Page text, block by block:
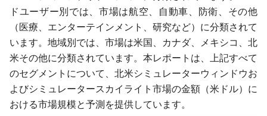
ドユーザー別では、市場は航空、自動車、防衛、その他
（医療、エンターテインメント、研究など）に分類されて
います。地域別では、市場は米国、カナダ、メキシコ、北
米その他に分類されています。本レポートは、上記すべて
のセグメントについて、北米シミュレーターウィンドウお
よびシミュレータースカイライト市場の金額（米ドル）に
おける市場規模と予測を提供しています。